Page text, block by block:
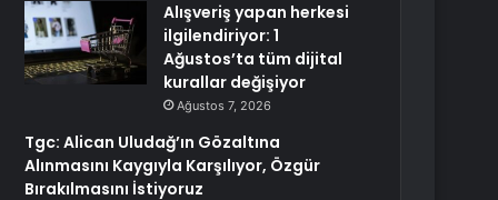
Alışveriş yapan herkesi
ilgilendiriyor: 1
Ağustos’ta tüm dijital
kurallar değişiyor
Ağustos 7, 2026
Tgc: Alican Uludağ’ın Gözaltına
Alınmasını Kaygıyla Karşılıyor, Özgür
Bırakılmasını İstiyoruz